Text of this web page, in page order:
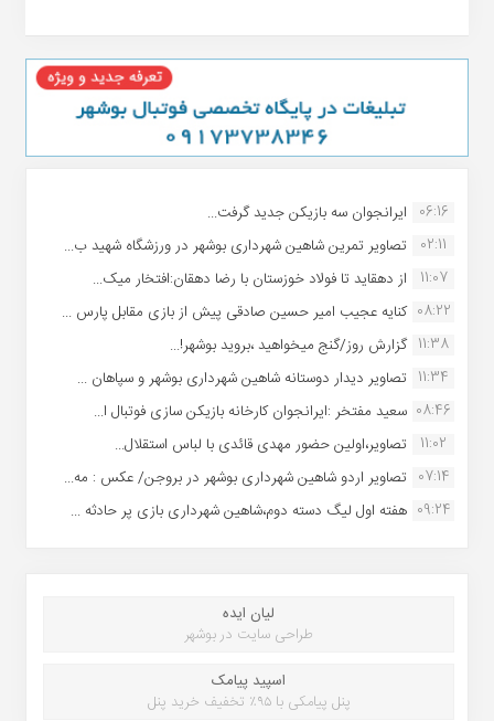
06:16 ایرانجوان سه بازیکن جدید گرفت...
02:11
تصاویر تمرین شاهین شهردارى بوشهر در ورزشگاه شهید ب...
11:07
از دهقاید تا فولاد خوزستان با رضا دهقان:افتخار میک...
08:22 کنایه عجیب امیر حسین صادقی پیش از بازی مقابل پارس ...
11:38 گزارش روز/گنج میخواهید ،بروید بوشهر!...
11:34 تصاویر دیدار دوستانه شاهین شهردارى بوشهر و سپاهان ...
08:46 سعید مفتخر :ایرانجوان کارخانه بازیکن سازی فوتبال ا...
11:02
تصاویر،اولین حضور مهدی قائدی با لباس استقلال...
07:14 تصاویر اردو شاهین شهرداری بوشهر در بروجن/ عکس : مه...
09:24 هفته اول لیگ دسته دوم،شاهین شهرداری بازی پر حادثه ...
لیان ایده
طراحی سایت در بوشهر
اسپید پیامک
پنل پیامکی با ۹۵٪ تخفیف خرید پنل